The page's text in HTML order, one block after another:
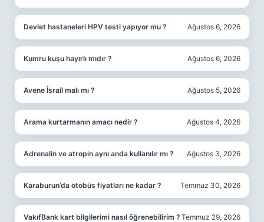
Devlet hastaneleri HPV testi yapıyor mu ? Ağustos 6, 2026
Kumru kuşu hayırlı mıdır ? Ağustos 6, 2026
Avene İsrail malı mı ? Ağustos 5, 2026
Arama kurtarmanın amacı nedir ? Ağustos 4, 2026
Adrenalin ve atropin aynı anda kullanılır mı ? Ağustos 3, 2026
Karaburun’da otobüs fiyatları ne kadar ? Temmuz 30, 2026
VakıfBank kart bilgilerimi nasıl öğrenebilirim ? Temmuz 29, 2026